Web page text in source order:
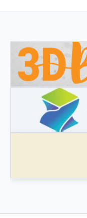
3DBOOSTER
3DBooster - Prodotti